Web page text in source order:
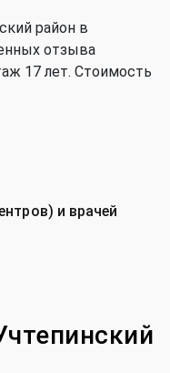
район в
отзыва
17 лет. Стоимость
000 до 300 000 сум
и врачей